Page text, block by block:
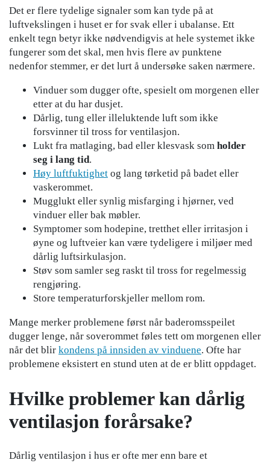
Det er flere tydelige signaler som kan tyde på at
luftvekslingen i huset er for svak eller i ubalanse. Ett
enkelt tegn betyr ikke nødvendigvis at hele systemet ikke
fungerer som det skal, men hvis flere av punktene
nedenfor stemmer, er det lurt å undersøke saken nærmere.
Vinduer som dugger ofte, spesielt om morgenen eller
etter at du har dusjet.
Dårlig, tung eller illeluktende luft som ikke
forsvinner til tross for ventilasjon.
Lukt fra matlaging, bad eller klesvask som holder
seg i lang tid.
Høy luftfuktighet og lang tørketid på badet eller
vaskerommet.
Mugglukt eller synlig misfarging i hjørner, ved
vinduer eller bak møbler.
Symptomer som hodepine, tretthet eller irritasjon i
øyne og luftveier kan være tydeligere i miljøer med
dårlig luftsirkulasjon.
Støv som samler seg raskt til tross for regelmessig
rengjøring.
Store temperaturforskjeller mellom rom.
Mange merker problemene først når baderomsspeilet
dugger lenge, når soverommet føles tett om morgenen eller
når det blir kondens på innsiden av vinduene. Ofte har
problemene eksistert en stund uten at de er blitt oppdaget.
Hvilke problemer kan dårlig
ventilasjon forårsake?
Dårlig ventilasjon i hus er ofte mer enn bare et